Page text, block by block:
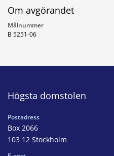
Om avgörandet
Målnummer
B 5251-06
Högsta domstolen
Postadress
Box 2066
103 12 Stockholm